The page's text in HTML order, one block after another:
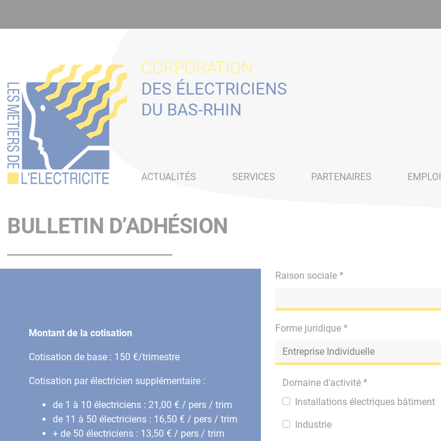
CORPORATION
DES ÉLECTRICIENS
DU BAS-RHIN
ACTUALITÉS SERVICES PARTENAIRES EMPLOI
BULLETIN D’ADHÉSION
Montant de la cotisation
Cotisation de base : 150 €/trimestre
Cotisation par électricien supplémentaire :
de 1 à 10 électriciens : 21,00 € / pers / trim
de 11 à 50 électriciens : 16,50 € / pers / trim
+ de 50 électriciens : 13,50 € / pers / trim
Raison sociale *
Forme juridique *
Domaine d'activité *
Installations électriques bâtiment
Industrie